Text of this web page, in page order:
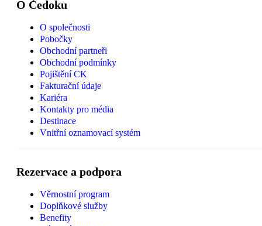
O Čedoku
O společnosti
Pobočky
Obchodní partneři
Obchodní podmínky
Pojištění CK
Fakturační údaje
Kariéra
Kontakty pro média
Destinace
Vnitřní oznamovací systém
Rezervace a podpora
Věrnostní program
Doplňkové služby
Benefity